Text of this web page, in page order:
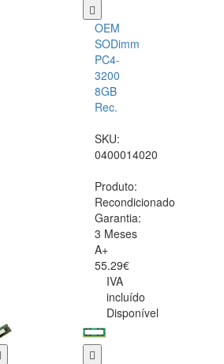
OEM
SODimm
PC4-
3200
8GB
Rec.
SKU:
0400014020
Produto:
Recondicionado
Garantia:
3 Meses
A+
55.29€
IVA
incluído
Disponível